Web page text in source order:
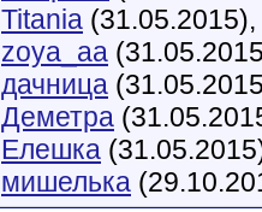
Titania (31.05.2015),
zoya_aa
дачница
Деметра
Елешка
мишелька